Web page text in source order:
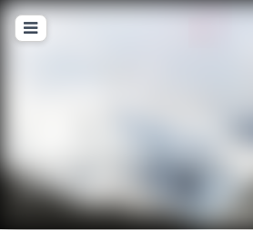
Le vortex à chats -
genre par Tykayn